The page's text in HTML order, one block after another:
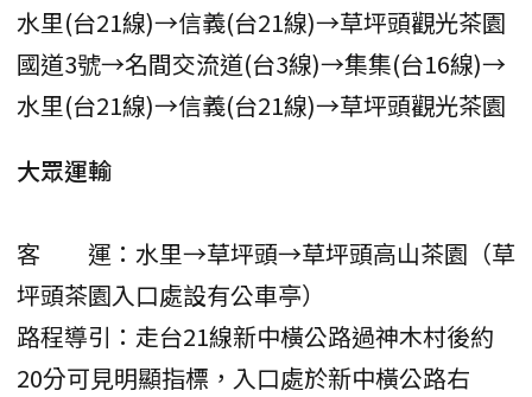
水里(台21線)→信義(台21線)→草坪頭觀光茶園
國道3號→名間交流道(台3線)→集集(台16線)→
水里(台21線)→信義(台21線)→草坪頭觀光茶園
大眾運輸
客 運：水里→草坪頭→草坪頭高山茶園（草
坪頭茶園入口處設有公車亭）
路程導引：走台21線新中橫公路過神木村後約
20分可見明顯指標，入口處於新中橫公路右